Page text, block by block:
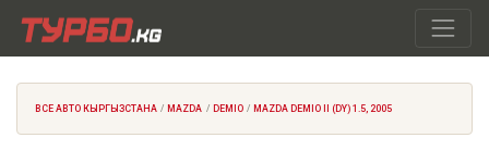
ВСЕ АВТО КЫРГЫЗСТАНА MAZDA DEMIO MAZDA DEMIO II (DY) 1.5, 2005